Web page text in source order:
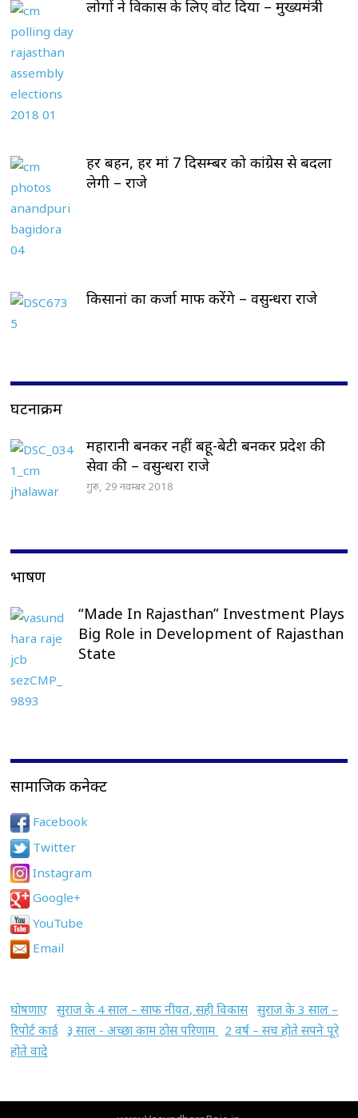
लोगों ने विकास के लिए वोट दिया – मुख्यमंत्री
हर बहन, हर मां 7 दिसम्बर को कांग्रेस से बदला
लेगी – राजे
किसानां का कर्जा माफ करेंगे – वसुन्धरा राजे
घटनाक्रम
महारानी बनकर नहीं बहू-बेटी बनकर प्रदेश की
सेवा की – वसुन्धरा राजे
गुरु, 29 नवम्बर 2018
भाषण
“Made In Rajasthan” Investment Plays
Big Role in Development of Rajasthan
State
सामाजिक कनेक्ट
Facebook
Twitter
Instagram
Google+
YouTube
Email
घोषणाए सुराज के 4 साल – साफ नीयत, सही विकास सुराज के 3 साल –
रिपोर्ट कार्ड
३ साल - अच्छा काम ठोस परिणाम
2 वर्ष – सच होते सपने पूरे
होते वादे